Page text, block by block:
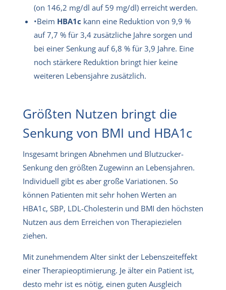
(on 146,2 mg/dl auf 59 mg/dl) erreicht werden.
•Beim HBA1c kann eine Reduktion von 9,9 %
auf 7,7 % für 3,4 zusätzliche Jahre sorgen und
bei einer Senkung auf 6,8 % für 3,9 Jahre. Eine
noch stärkere Reduktion bringt hier keine
weiteren Lebensjahre zusätzlich.
Größten Nutzen bringt die
Senkung von BMI und HBA1c
Insgesamt bringen Abnehmen und Blutzucker-
Senkung den größten Zugewinn an Lebensjahren.
Individuell gibt es aber große Variationen. So
können Patienten mit sehr hohen Werten an
HBA1c, SBP, LDL-Cholesterin und BMI den höchsten
Nutzen aus dem Erreichen von Therapiezielen
ziehen.
Mit zunehmendem Alter sinkt der Lebenszeiteffekt
einer Therapieoptimierung. Je älter ein Patient ist,
desto mehr ist es nötig, einen guten Ausgleich